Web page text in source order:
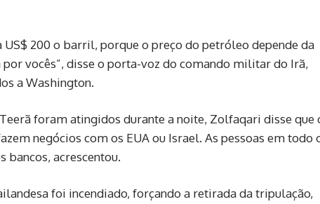
200 o barril, porque o preço do petróleo depende da
vocês”, disse o porta-voz do comando militar do Irã,
a Washington.
foram atingidos durante a ‌noite, Zolfaqari disse que
negócios ‌com os EUA ou Israel. As pessoas em todo
acrescentou.
foi incendiado, forçando a retirada da tripulação,